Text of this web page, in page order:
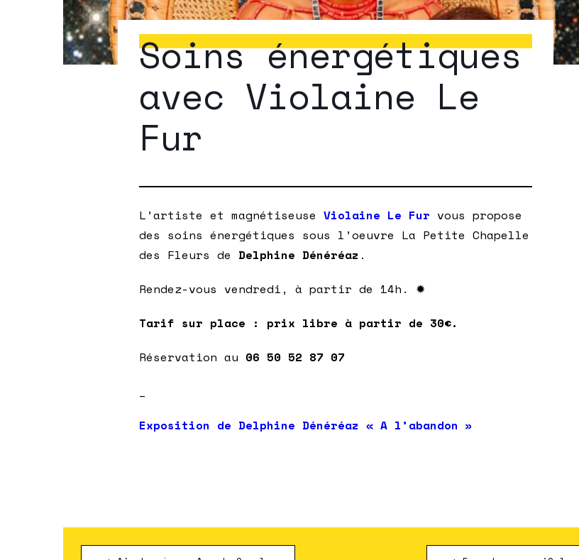
Soins énergétiques
avec Violaine Le
Fur
L’artiste et magnétiseuse Violaine Le Fur vous propose
des soins énergétiques sous l’oeuvre La Petite Chapelle
des Fleurs de Delphine Dénéréaz .
Rendez-vous vendredi, à partir de 14h. ✹
Tarif sur place : prix libre à partir de 30€.
Réservation au 06 50 52 87 07
Exposition de Delphine Dénéréaz « A l’abandon »